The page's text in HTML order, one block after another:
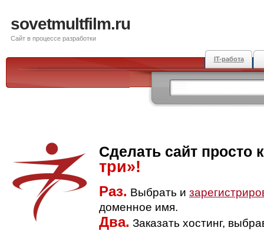
sovetmultfilm.ru
Сайт в процессе разработки
IT-работа
Сделать сайт просто
три»!
Раз. Выбрать и
доменное имя.
Два. Заказать хостинг,